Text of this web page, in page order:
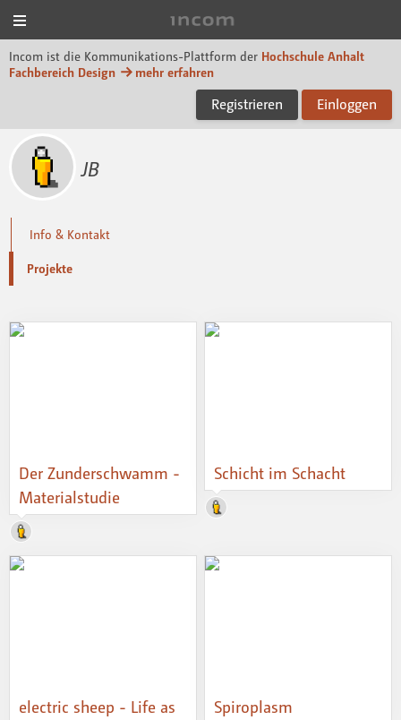
Incom ist die Kommunikations-Plattform der Hochschule Anhalt
Fachbereich Design
mehr erfahren
Registrieren Einloggen
JB
Info & Kontakt
Projekte
Der Zunderschwamm -
Materialstudie
Schicht im Schacht
electric sheep - Life as
Spiroplasm